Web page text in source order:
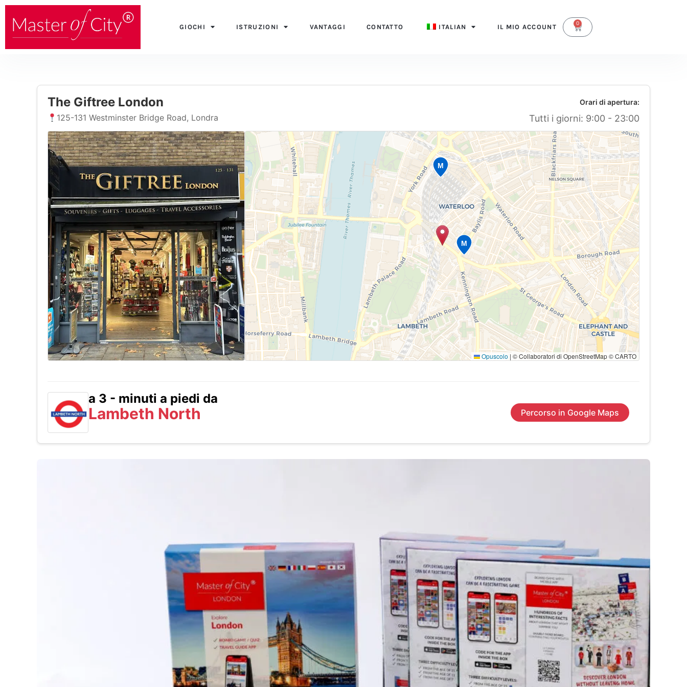
Vai
contenuto
GIOCHI ISTRUZIONI VANTAGGI CONTATTO ITALIAN IL MIO ACCOUNT 0
Carrello
The Giftree London
125-131 Westminster Bridge Road, Londra
Orari di apertura:
Tutti i giorni: 9:00 - 23:00
Opuscolo | © Collaboratori di OpenStreetMap © CARTO
a 3 - minuti a piedi da
Lambeth North Percorso in Google Maps